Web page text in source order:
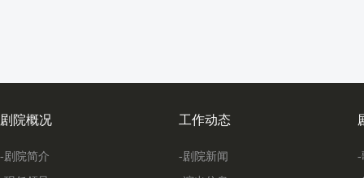
剧院概况
-剧院简介
工作动态
-剧院新闻 -